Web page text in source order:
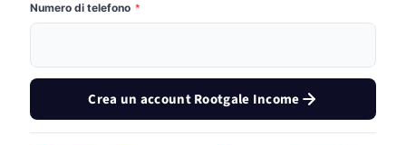
Numero di telefono *
Crea un account Rootgale Income